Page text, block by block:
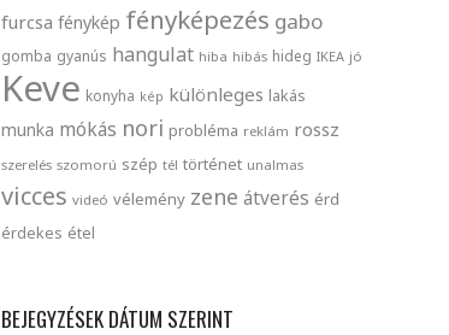
furcsa fénykép fényképezés gabo
gomba gyanús hangulat hiba hibás hideg IKEA jó
Keve konyha kép különleges lakás
munka mókás nori probléma reklám rossz
szerelés szomorú szép tél történet unalmas
vicces videó vélemény zene átverés érd
érdekes étel
BEJEGYZÉSEK DÁTUM SZERINT